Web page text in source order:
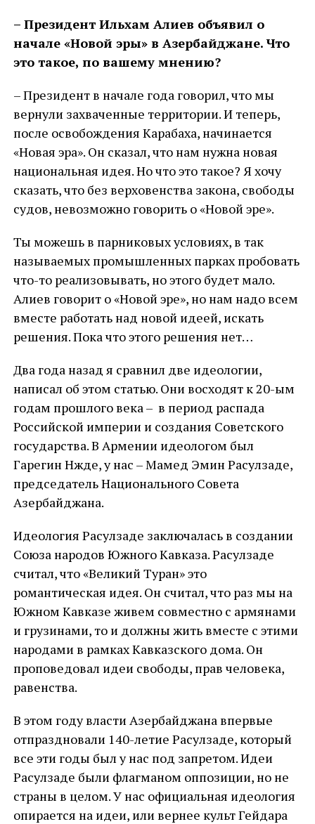
– Президент Ильхам Алиев объявил о
начале «Новой эры» в Азербайджане. Что
это такое, по вашему мнению?
– Президент в начале года говорил, что мы
вернули захваченные территории. И теперь,
после освобождения Карабаха, начинается
«Новая эра». Он сказал, что нам нужна новая
национальная идея. Но что это такое? Я хочу
сказать, что без верховенства закона, свободы
судов, невозможно говорить о «Новой эре».
Ты можешь в парниковых условиях, в так
называемых промышленных парках пробовать
что-то реализовывать, но этого будет мало.
Алиев говорит о «Новой эре», но нам надо всем
вместе работать над новой идеей, искать
решения. Пока что этого решения нет…
Два года назад я сравнил две идеологии,
написал об этом статью. Они восходят к 20-ым
годам прошлого века – в период распада
Российской империи и создания Советского
государства. В Армении идеологом был
Гарегин Нжде, у нас – Мамед Эмин Расулзаде,
председатель Национального Совета
Азербайджана.
Идеология Расулзаде заключалась в создании
Союза народов Южного Кавказа. Расулзаде
считал, что «Великий Туран» это
романтическая идея. Он считал, что раз мы на
Южном Кавказе живем совместно с армянами
и грузинами, то и должны жить вместе с этими
народами в рамках Кавказского дома. Он
проповедовал идеи свободы, прав человека,
равенства.
В этом году власти Азербайджана впервые
отпраздновали 140-летие Расулзаде, который
все эти годы был у нас под запретом. Идеи
Расулзаде были флагманом оппозиции, но не
страны в целом. У нас официальная идеология
опирается на идеи, или вернее культ Гейдара